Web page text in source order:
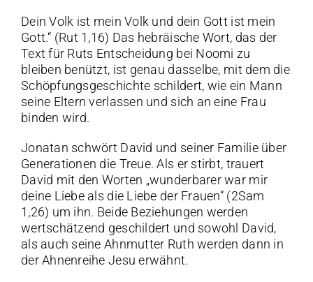
Dein Volk ist mein Volk und dein Gott ist mein
Gott.“ (Rut 1,16) Das hebräische Wort, das der
Text für Ruts Entscheidung bei Noomi zu
bleiben benützt, ist genau dasselbe, mit dem die
Schöpfungsgeschichte schildert, wie ein Mann
seine Eltern verlassen und sich an eine Frau
binden wird.
Jonatan schwört David und seiner Familie über
Generationen die Treue. Als er stirbt, trauert
David mit den Worten „wunderbarer war mir
deine Liebe als die Liebe der Frauen“ (2Sam
1,26) um ihn. Beide Beziehungen werden
wertschätzend geschildert und sowohl David,
als auch seine Ahnmutter Ruth werden dann in
der Ahnenreihe Jesu erwähnt.